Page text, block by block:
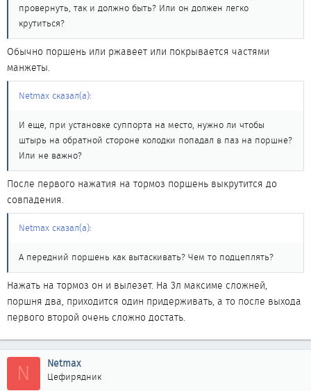
провернуть, так и должно быть? Или он должен легко
крутиться?
Обычно поршень или ржавеет или покрывается частями
манжеты.
Netmax сказал(а):
И еще, при установке суппорта на место, нужно ли чтобы
штырь на обратной стороне колодки попадал в паз на поршне?
Или не важно?
После первого нажатия на тормоз поршень выкрутится до
совпадения.
Netmax сказал(а):
А передний поршень как вытаскивать? Чем то подцеплять?
Нажать на тормоз он и вылезет. На 3л максиме сложней,
поршня два, приходится один придерживать, а то после выхода
первого второй очень сложно достать.
N Netmax
Цефирядник